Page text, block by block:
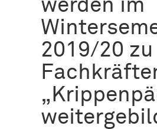
werden im
2019/20 zu